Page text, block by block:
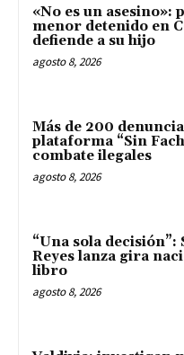
«No es un asesino»:
menor detenido en
defiende a su hijo
agosto 8, 2026
Más de 200
plataforma “Sin
combate ilegales
agosto 8, 2026
“Una sola decisión”:
Reyes lanza gira
libro
agosto 8, 2026